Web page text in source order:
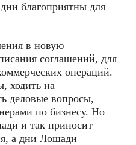
дни благоприятны для
в новую
соглашений, для
операций.
ходить на
деловые вопросы,
по бизнесу. Но
и так приносит
а дни Лошади